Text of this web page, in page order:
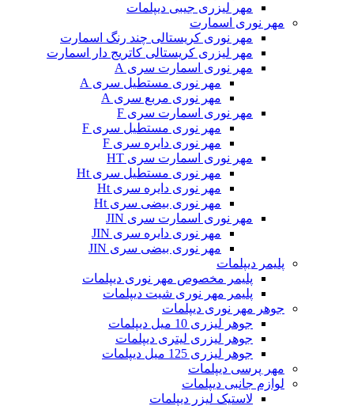
مهر لیزری جیبی دیپلمات
مهر نوری اسمارت
مهر نوری کریستالی چند رنگ اسمارت
مهر لیزری کریستالی کاتریج دار اسمارت
مهر نوری اسمارت سری A
مهر نوری مستطیل سری A
مهر نوری مربع سری A
مهر نوری اسمارت سری F
مهر نوری مستطیل سری F
مهر نوری دایره سری F
مهر نوری اسمارت سری HT
مهر نوری مستطیل سری Ht
مهر نوری دایره سری Ht
مهر نوری بیضی سری Ht
مهر نوری اسمارت سری JIN
مهر نوری دایره سری JIN
مهر نوری بیضی سری JIN
پلیمر دیپلمات
پلیمر مخصوص مهر نوری دیپلمات
پلیمر مهر نوری شیت دیپلمات
جوهر مهر نوری دیپلمات
جوهر لیزری 10 میل دیپلمات
جوهر لیزری لیتری دیپلمات
جوهر لیزری 125 میل دیپلمات
مهر پرسی دیپلمات
لوازم جانبی دیپلمات
لاستیک لیزر دیپلمات